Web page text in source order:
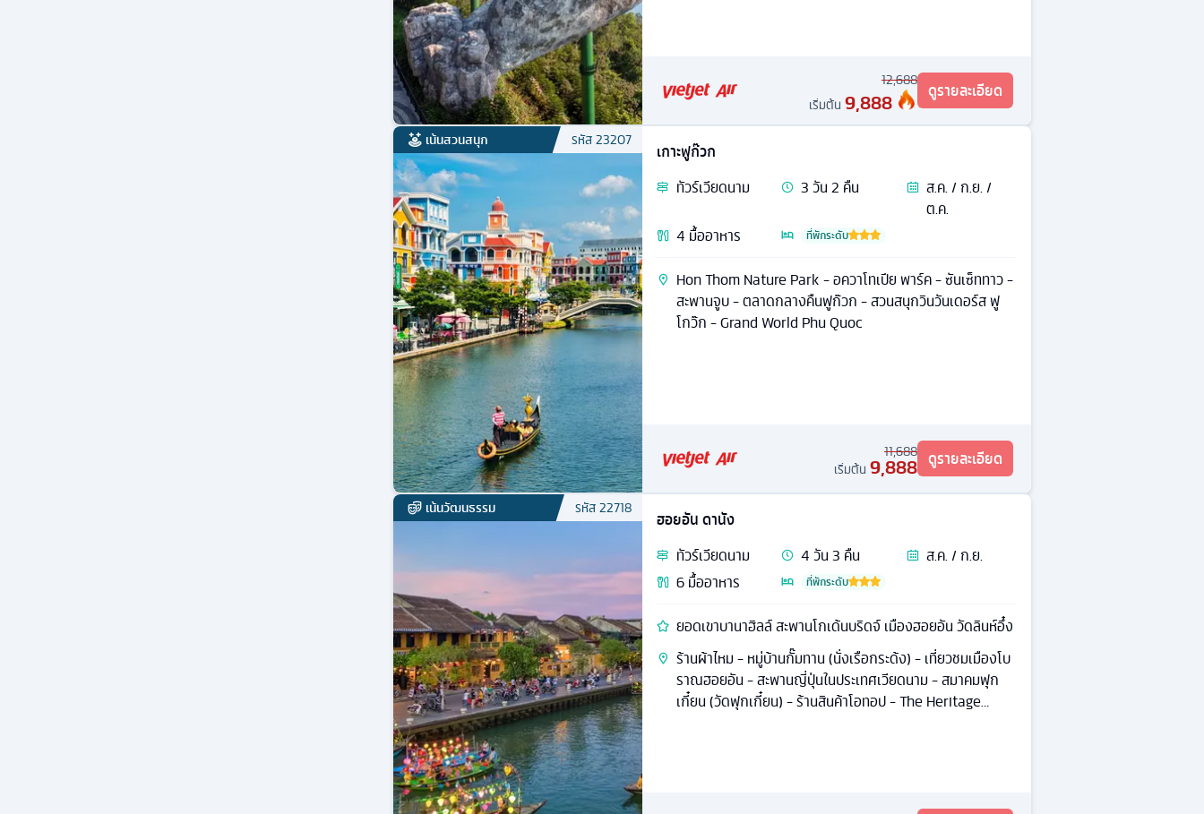
12,688
เริ่มต้น 9,888 ดูรายละเอียด
เน้นสวนสนุก รหัส23207
เกาะฟูก๊วก
ทัวร์เวียดนาม 3วัน2 คืน
ส.ค. / ก.ย. /
ต.ค.
4 มื้ออาหาร ที่พักระดับ
Hon Thom Nature Park - อควาโทเปีย พาร์ค - ซันเซ็ททาว -
สะพานจูบ - ตลาดกลางคืนฟูก๊วก - สวนสนุกวินวันเดอร์ส ฟู
โกว๊ก - Grand World Phu Quoc
11,688
เริ่มต้น 9,888 ดูรายละเอียด
เน้นวัฒนธรรม รหัส22718
ฮอยอัน ดานัง
ทัวร์เวียดนาม 4วัน3 คืน
ส.ค. / ก.ย.
6มื้ออาหาร ที่พักระดับ
ยอดเขาบานาฮิลล์ สะพานโกเด้นบริดจ์ เมืองฮอยอัน วัดลินห์อึ๋ง
ร้านผ้าไหม - หมู่บ้านกั๊มทาน (นั่งเรือกระด้ง) - เที่ยวชมเมืองโบ
ราณฮอยอัน - สะพานญี่ปุ่นในประเทศเวียดนาม - สมาคมฟุก
เกี๋ยน (วัดฟุกเกี๋ยน) - ร้านสินค้าโอทอป - The Heritage